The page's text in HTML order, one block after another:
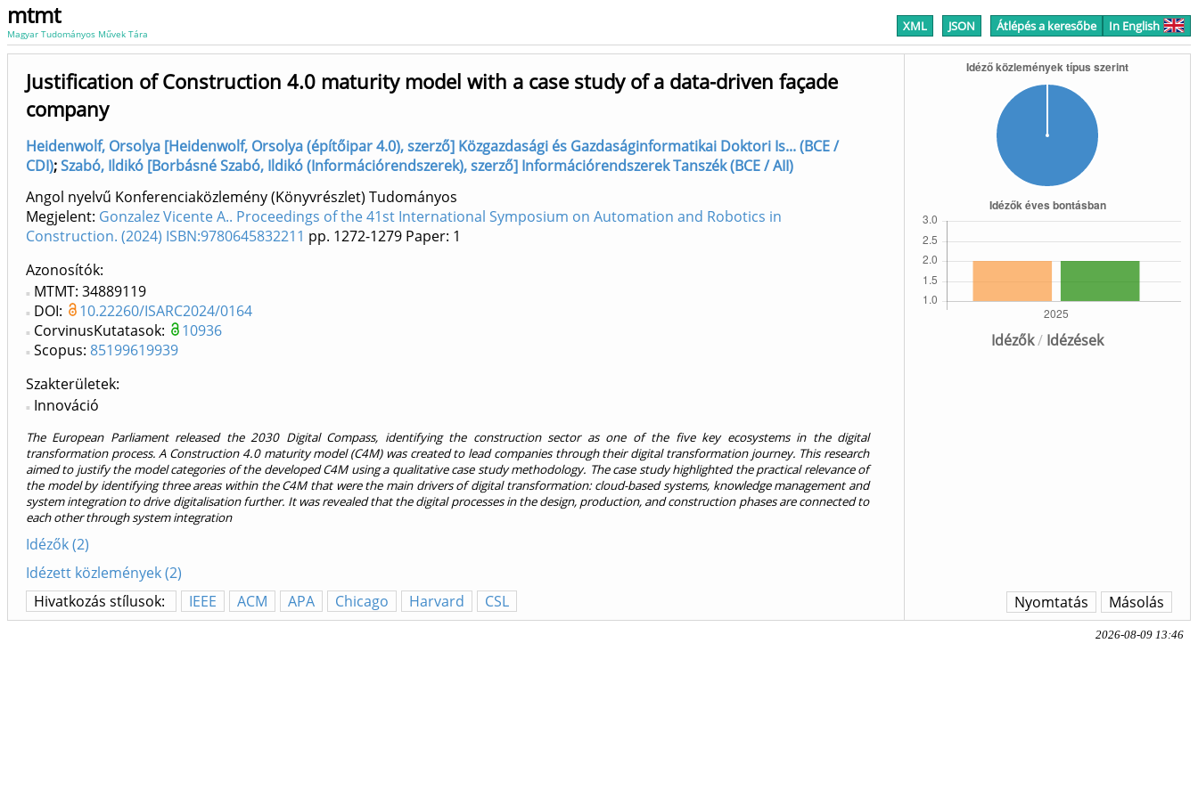
mtmt
Magyar Tudományos Művek Tára XML JSON Átlépés a keresőbe In English
Idézők/ Idézések
Justification of Construction 4.0 maturity model with a case study of a data-driven façade
company
Heidenwolf, Orsolya [Heidenwolf, Orsolya (építőipar 4.0), szerző] Közgazdasági és Gazdaságinformatikai Doktori Is... (BCE /
CDI);Szabó, Ildikó [Borbásné Szabó, Ildikó (Információrendszerek), szerző] Információrendszerek Tanszék (BCE / AII)
Angol nyelvű Konferenciaközlemény (Könyvrészlet) Tudományos
Megjelent: Gonzalez Vicente A.. Proceedings of the 41st International Symposium on Automation and Robotics in
Construction. (2024) ISBN:9780645832211 pp. 1272-1279 Paper: 1
Azonosítók
MTMT: 34889119
DOI:
10.22260/ISARC2024/0164
CorvinusKutatasok:
10936
Scopus: 85199619939
Szakterületek:
Innováció
The European Parliament released the 2030 Digital Compass, identifying the construction sector as one of the five key ecosystems in the digital
transformation process. A Construction 4.0 maturity model (C4M) was created to lead companies through their digital transformation journey. This research
aimed to justify the model categories of the developed C4M using a qualitative case study methodology. The case study highlighted the practical relevance of
the model by identifying three areas within the C4M that were the main drivers of digital transformation: cloud-based systems, knowledge management and
system integration to drive digitalisation further. It was revealed that the digital processes in the design, production, and construction phases are connected to
each other through system integration
Idézők (2)
Idézett közlemények (2)
Hivatkozás stílusok:
IEEE ACM APA Chicago Harvard CSL Másolás
Nyomtatás
2026-08-09 13:46